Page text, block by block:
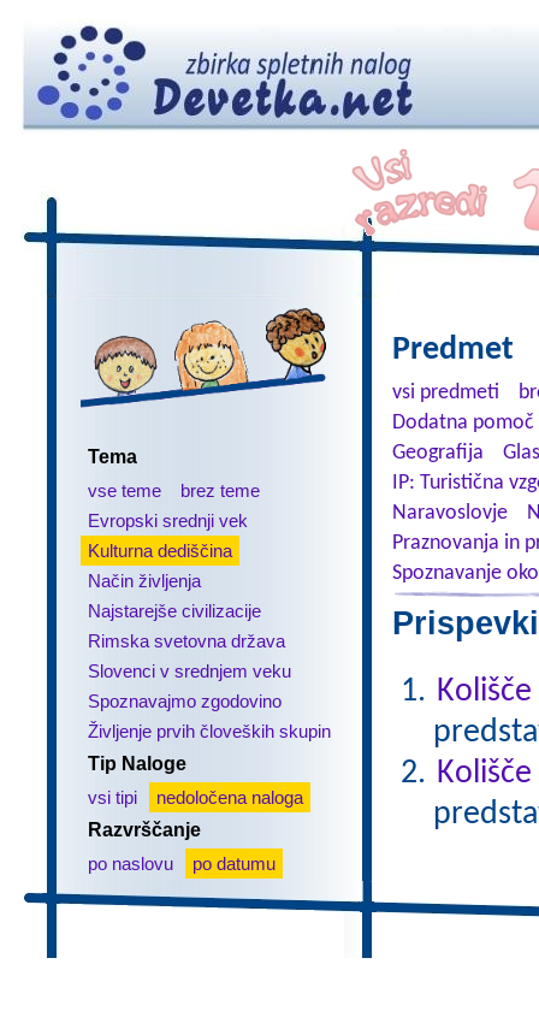
Tema
vse teme
brez teme
Evropski srednji vek
Kulturna dediščina
Način življenja
Najstarejše civilizacije
Rimska svetovna država
Slovenci v srednjem veku
Spoznavajmo zgodovino
Življenje prvih človeških skupin
Tip Naloge
vsi tipi
nedoločena naloga
Razvrščanje
po naslovu
po datumu
Predmet
vsi predmeti
Dodatna
Geografija
IP: Turistična
Naravoslovje
Praznovanja in
Spoznavanje